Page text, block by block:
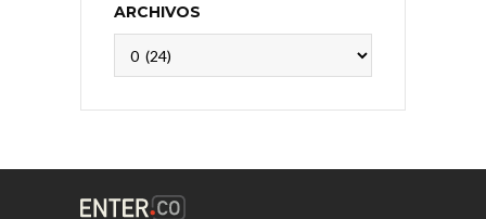
ARCHIVOS